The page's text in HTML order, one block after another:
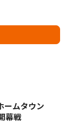
ホームタウン
幕戦